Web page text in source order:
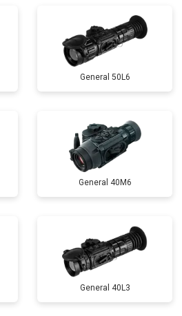
General 50L6
General 40M6
General 40L3